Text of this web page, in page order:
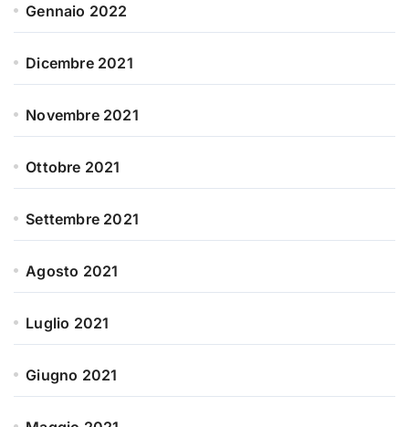
Gennaio 2022
Dicembre 2021
Novembre 2021
Ottobre 2021
Settembre 2021
Agosto 2021
Luglio 2021
Giugno 2021